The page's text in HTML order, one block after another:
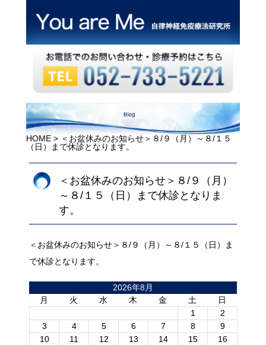
HOME > ＜お盆休みのお知らせ＞８/９（月）～８/１５
（日）まで休診となります。
＜お盆休みのお知らせ＞８/９（月）
～８/１５（日）まで休診となりま
す。
＜お盆休みのお知らせ＞８/９（月）～８/１５（日）ま
で休診となります。
2026年8月
月
火 水 木 金 土 日
1
2
3
4 5 6 7 8
9
10
11 12 13 14 15
16